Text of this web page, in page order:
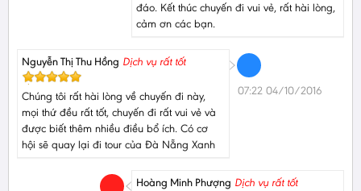
đáo. Kết thúc chuyến đi vui vẻ, rất hài lòng,
cảm ơn các bạn.
Nguyễn Thị Thu Hồng Dịch vụ rất tốt
Chúng tôi rất hài lòng về chuyến đi này,
mọi thứ đều rất tốt, chuyến đi rất vui vẻ và
được biết thêm nhiều điều bổ ích. Có cơ
hội sẽ quay lại đi tour của Đà Nẵng Xanh
07:22 04/10/2016
Hoàng Minh Phượng Dịch vụ rất tốt